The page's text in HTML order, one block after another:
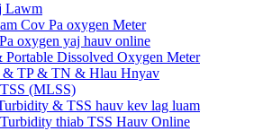
Lawm
Cov Pa oxygen Meter
oxygen yaj hauv online
Dissolved Oxygen Meter
TP & TN & Hlau Hnyav
(MLSS)
& TSS hauv kev lag luam
thiab TSS Hauv Online